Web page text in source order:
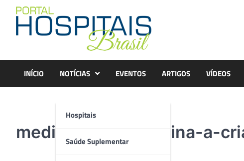
content
INÍCIO NOTÍCIAS
Hospitais
Saúde Suplementar
EVENTOS ARTIGOS VÍDEOS
medico-dando-vacina-a-